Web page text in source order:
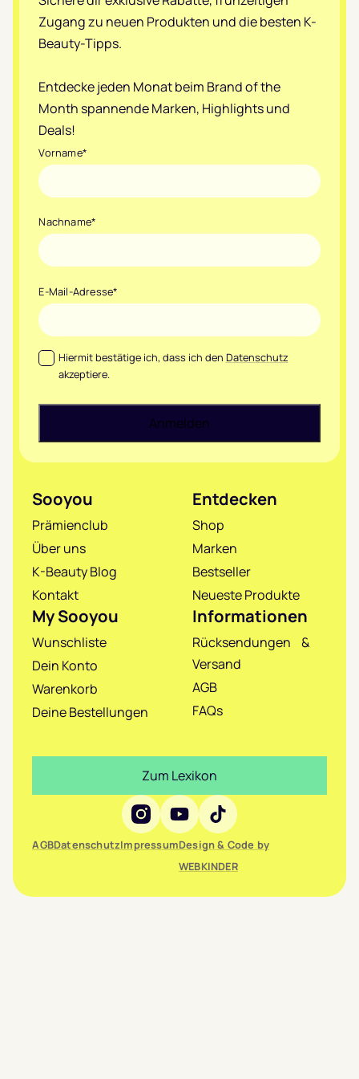
Zugang zu neuen Produkten und die besten K-
Beauty-Tipps.
Entdecke jeden Monat beim Brand of the
Month spannende Marken, Highlights und
Deals!
Vorname*
Nachname*
E-Mail-Adresse*
Datenschutz*
Hiermit bestätige ich, dass ich den Datenschutz
akzeptiere.
Sooyou
Prämienclub
Über uns
K-Beauty Blog
Kontakt
Entdecken
Shop
Marken
Bestseller
Neueste Produkte
My Sooyou
Wunschliste
Dein Konto
Warenkorb
Deine Bestellungen
Informationen
Rücksendungen &
Versand
AGB
FAQs
Social Media
AGBDatenschutzImpressumDesign & Code by
WEBKINDER
Zum Lexikon